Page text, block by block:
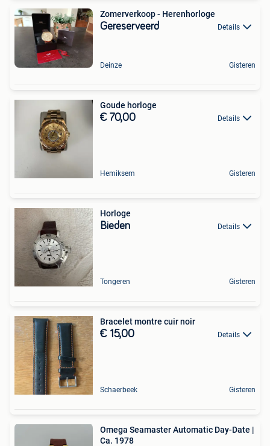
Zomerverkoop - Herenhorloge
Gereserveerd Details
Deinze Gisteren
Goude horloge
€ 70,00 Details
Hemiksem Gisteren
Horloge
Bieden Details
Tongeren Gisteren
Bracelet montre cuir noir
€ 15,00 Details
Schaerbeek Gisteren
Omega Seamaster Automatic Day-Date |
Ca. 1978